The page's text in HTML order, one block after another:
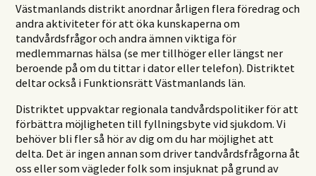
Västmanlands distrikt anordnar årligen flera föredrag och
andra aktiviteter för att öka kunskaperna om
tandvårdsfrågor och andra ämnen viktiga för
medlemmarnas hälsa (se mer tillhöger eller längst ner
beroende på om du tittar i dator eller telefon). Distriktet
deltar också i Funktionsrätt Västmanlands län.
Distriktet uppvaktar regionala tandvårdspolitiker för att
förbättra möjligheten till fyllningsbyte vid sjukdom. Vi
behöver bli fler så hör av dig om du har möjlighet att
delta. Det är ingen annan som driver tandvårdsfrågorna åt
oss eller som vägleder folk som insjuknat på grund av